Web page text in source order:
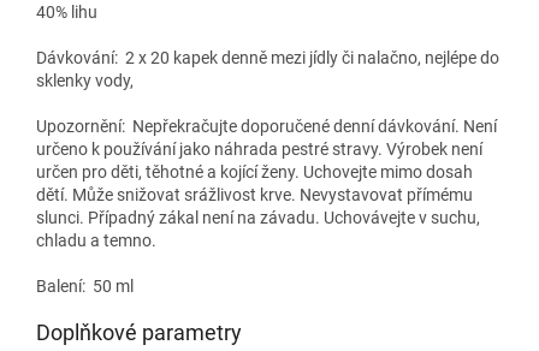
40% lihu
Dávkování: 2 x 20 kapek denně mezi jídly či nalačno, nejlépe do
sklenky vody,
Upozornění: Nepřekračujte doporučené denní dávkování. Není
určeno k používání jako náhrada pestré stravy. Výrobek není
určen pro děti, těhotné a kojící ženy. Uchovejte mimo dosah
dětí. Může snižovat srážlivost krve. Nevystavovat přímému
slunci. Případný zákal není na závadu. Uchovávejte v suchu,
chladu a temno.
Balení: 50 ml
Doplňkové parametry